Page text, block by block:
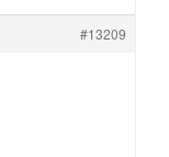
#13209